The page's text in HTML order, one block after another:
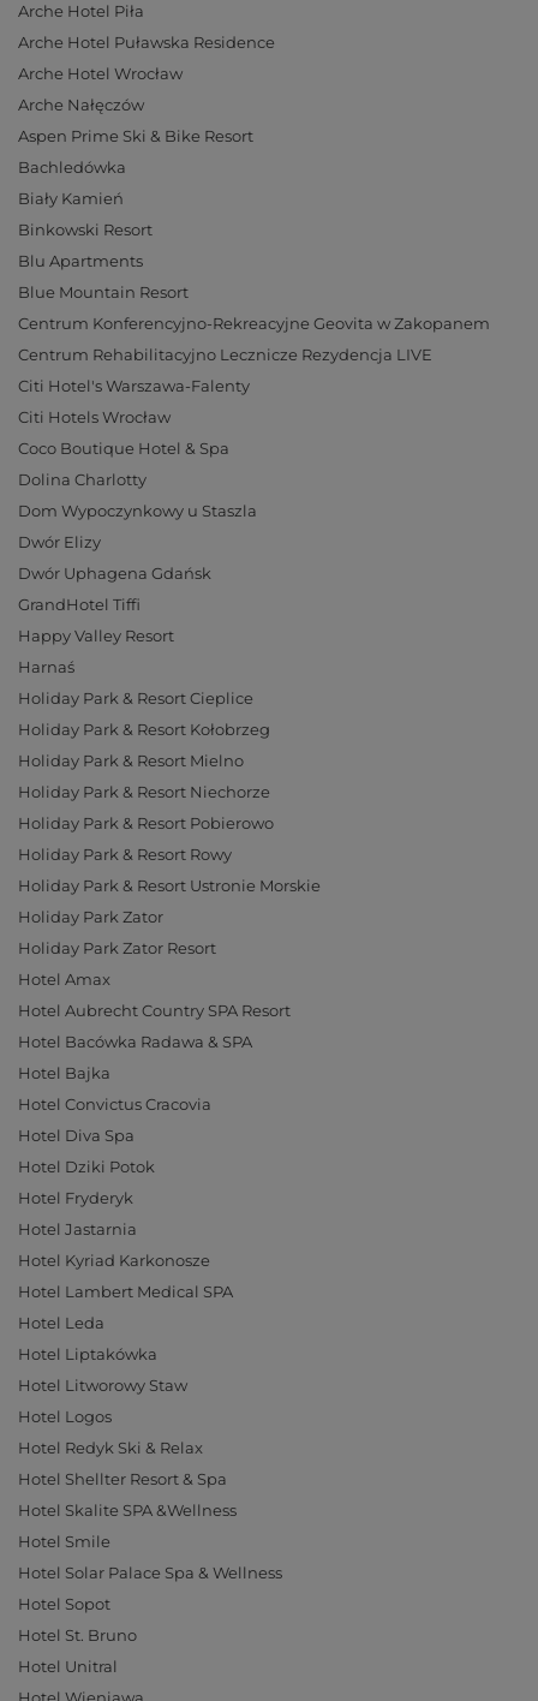
Arche Hotel Piła
Arche Hotel Puławska Residence
Arche Hotel Wrocław
Arche Nałęczów
Aspen Prime Ski & Bike Resort
Bachledówka
Biały Kamień
Binkowski Resort
Blu Apartments
Blue Mountain Resort
Centrum Konferencyjno-Rekreacyjne Geovita w Zakopanem
Centrum Rehabilitacyjno Lecznicze Rezydencja LIVE
Citi Hotel's Warszawa-Falenty
Citi Hotels Wrocław
Coco Boutique Hotel & Spa
Dolina Charlotty
Dom Wypoczynkowy u Staszla
Dwór Elizy
Dwór Uphagena Gdańsk
GrandHotel Tiffi
Happy Valley Resort
Harnaś
Holiday Park & Resort Cieplice
Holiday Park & Resort Kołobrzeg
Holiday Park & Resort Mielno
Holiday Park & Resort Niechorze
Holiday Park & Resort Pobierowo
Holiday Park & Resort Rowy
Holiday Park & Resort Ustronie Morskie
Holiday Park Zator
Holiday Park Zator Resort
Hotel Amax
Hotel Aubrecht Country SPA Resort
Hotel Bacówka Radawa & SPA
Hotel Bajka
Hotel Convictus Cracovia
Hotel Diva Spa
Hotel Dziki Potok
Hotel Fryderyk
Hotel Jastarnia
Hotel Kyriad Karkonosze
Hotel Lambert Medical SPA
Hotel Leda
Hotel Liptakówka
Hotel Litworowy Staw
Hotel Logos
Hotel Redyk Ski & Relax
Hotel Shellter Resort & Spa
Hotel Skalite SPA &Wellness
Hotel Smile
Hotel Solar Palace Spa & Wellness
Hotel Sopot
Hotel St. Bruno
Hotel Unitral